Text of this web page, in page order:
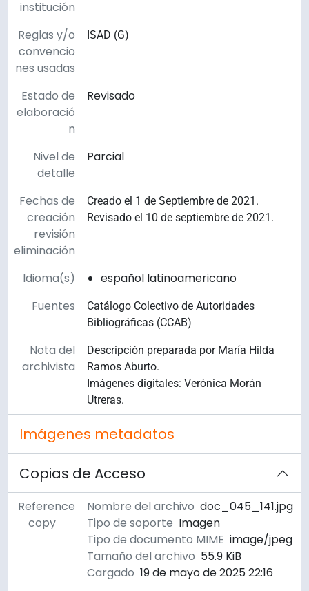
institución
Reglas y/o
convencio
nes usadas
ISAD (G)
Estado de
elaboració
n
Revisado
Nivel de
detalle
Parcial
Fechas de
creación
revisión
eliminación
Creado el 1 de Septiembre de 2021.
Revisado el 10 de septiembre de 2021.
Idioma(s)
español latinoamericano
Fuentes
Catálogo Colectivo de Autoridades
Bibliográficas (CCAB)
Nota del
archivista
Descripción preparada por María Hilda
Ramos Aburto.
Imágenes digitales: Verónica Morán
Utreras.
Imágenes metadatos
Copias de Acceso
Reference
copy
Nombre del archivo doc_045_141.jpg
Tipo de soporte Imagen
Tipo de documento MIME image/jpeg
Tamaño del archivo 55.9 KiB
Cargado 19 de mayo de 2025 22:16